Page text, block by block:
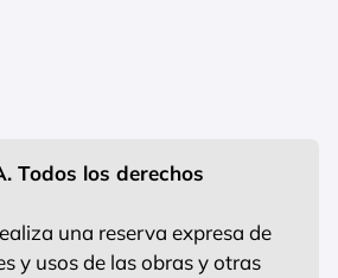
Todos los derechos
una reserva expresa de
y usos de las obras y otras